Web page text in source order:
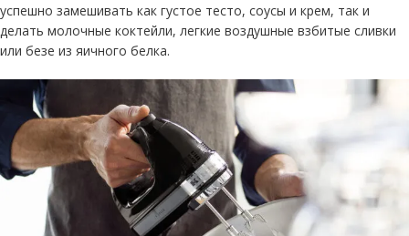
успешно замешивать как густое тесто, соусы и крем, так и
делать молочные коктейли, легкие воздушные взбитые сливки
или безе из яичного белка.